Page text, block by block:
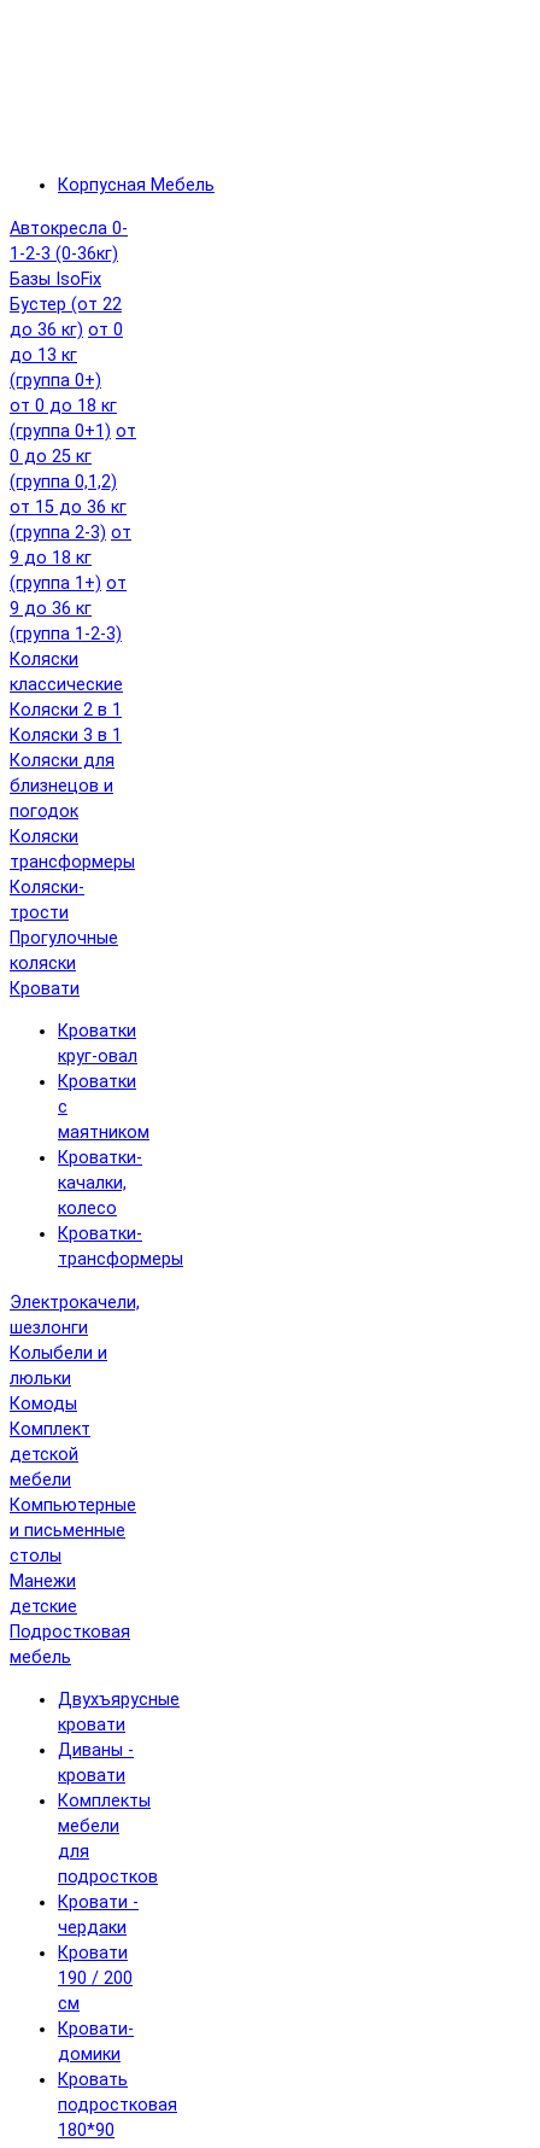
Корпусная Мебель
Автокресла 0-
1-2-3 (0-36кг)
Базы IsoFix
Бустер (от 22
до 36 кг) от 0
до 13 кг
(группа 0+)
от 0 до 18 кг
(группа 0+1) от
0 до 25 кг
(группа 0,1,2)
от 15 до 36 кг
(группа 2-3) от
9 до 18 кг
(группа 1+) от
9 до 36 кг
(группа 1-2-3)
Коляски
классические
Коляски 2 в 1
Коляски 3 в 1
Коляски для
близнецов и
погодок
Коляски
трансформеры
Коляски-
трости
Прогулочные
коляски
Кровати
Кроватки
круг-овал
Кроватки
с
маятником
Кроватки-
качалки,
колесо
Кроватки-
трансформеры
Электрокачели,
шезлонги
Колыбели и
люльки
Комоды
Комплект
детской
мебели
Компьютерные
и письменные
столы
Манежи
детские
Подростковая
мебель
Двухъярусные
кровати
Диваны -
кровати
Комплекты
мебели
для
подростков
Кровати -
чердаки
Кровати
190 / 200
см
Кровати-
домики
Кровать
подростковая
180*90